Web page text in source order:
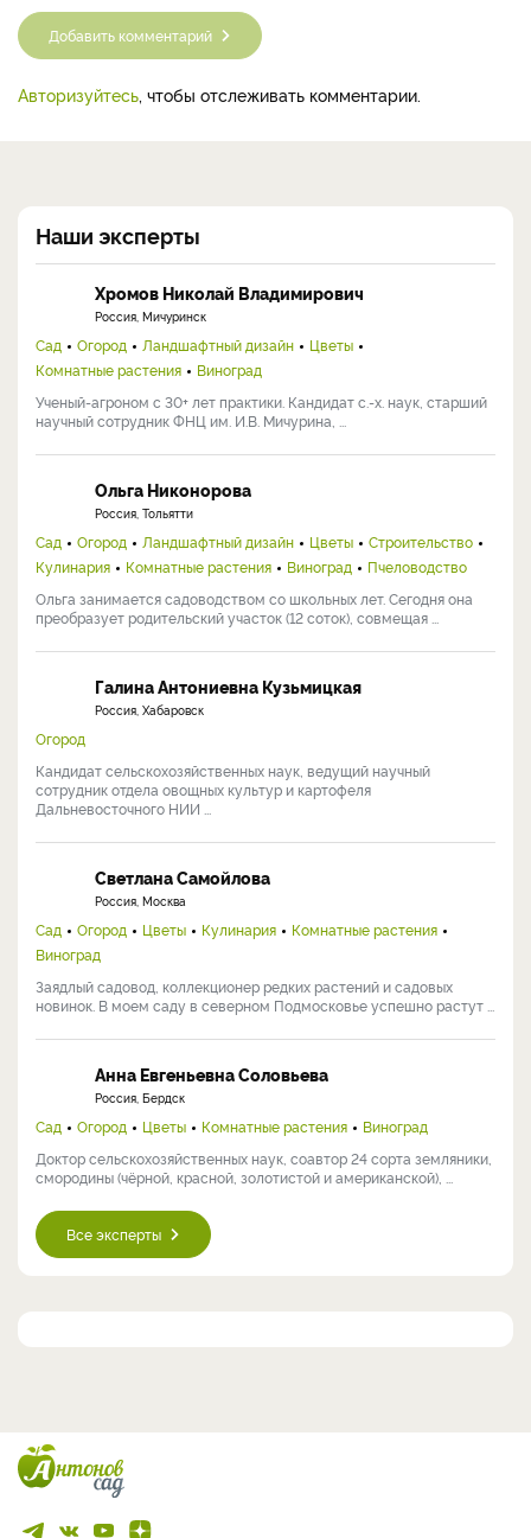
Добавить комментарий
Авторизуйтесь , чтобы отслеживать комментарии.
Наши эксперты
Хромов Николай Владимирович
Россия, Мичуринск
Сад Огород Ландшафтный дизайн
Цветы
Комнатные растения
Виноград
Ученый-агроном с 30+ лет практики. Кандидат с.-х. наук, старший
научный сотрудник ФНЦ им. И.В. Мичурина, ...
Ольга Никонорова
Россия, Тольятти
Сад Огород Ландшафтный дизайн Цветы
Строительство
Кулинария
Комнатные растения Виноград
Пчеловодство
Ольга занимается садоводством со школьных лет. Сегодня она
преобразует родительский участок (12 соток), совмещая ...
Галина Антониевна Кузьмицкая
Россия, Хабаровск
Огород
Кандидат сельскохозяйственных наук, ведущий научный
сотрудник отдела овощных культур и картофеля
Дальневосточного НИИ ...
Светлана Самойлова
Россия, Москва
Сад Огород Цветы Кулинария
Комнатные растения
Виноград
Заядлый садовод, коллекционер редких растений и садовых
новинок. В моем саду в северном Подмосковье успешно растут ...
Анна Евгеньевна Соловьева
Россия, Бердск
Сад Огород Цветы Комнатные растения
Виноград
Доктор сельскохозяйственных наук, соавтор 24 сорта земляники,
смородины (чёрной, красной, золотистой и американской), ...
Все эксперты